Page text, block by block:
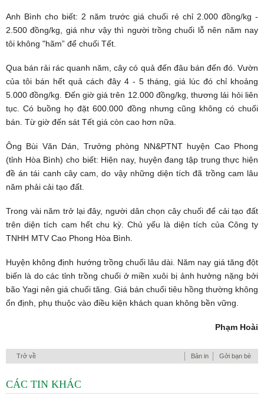
Anh Bình cho biết: 2 năm trước giá chuối rẻ chỉ 2.000 đồng/kg -
2.500 đồng/kg, giá như vậy thì người trồng chuối lỗ nên năm nay
tôi không "hãm” để chuối Tết.
Qua bán rải rác quanh năm, cây có quả đến đâu bán đến đó. Vườn
của tôi bán hết quả cách đây 4 - 5 tháng, giá lúc đó chỉ khoảng
5.000 đồng/kg. Đến giờ giá trên 12.000 đồng/kg, thương lái hỏi liên
tục. Có buồng họ đặt 600.000 đồng nhưng cũng không có chuối
bán. Từ giờ đến sát Tết giá còn cao hơn nữa.
Ông Bùi Văn Dán, Trưởng phòng NN&PTNT huyện Cao Phong
(tỉnh Hòa Bình) cho biết: Hiện nay, huyện đang tập trung thực hiện
đề án tái canh cây cam, do vậy những diện tích đã trồng cam lâu
năm phải cải tạo đất.
Trong vài năm trở lại đây, người dân chọn cây chuối để cải tạo đất
trên diện tích cam hết chu kỳ. Chủ yếu là diện tích của Công ty
TNHH MTV Cao Phong Hòa Bình.
Huyện không định hướng trồng chuối lâu dài. Năm nay giá tăng đột
biến là do các tỉnh trồng chuối ở miền xuôi bị ảnh hưởng nặng bởi
bão Yagi nên giá chuối tăng. Giá bán chuối tiêu hồng thường không
ổn định, phụ thuộc vào điều kiện khách quan không bền vững.
Phạm Hoài
Trở về Gởi bạn bè
Bản in
CÁC TIN KHÁC